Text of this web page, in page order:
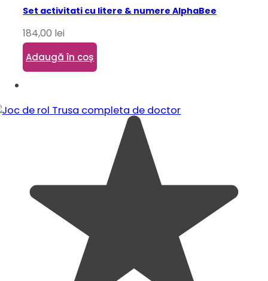
Set activitati cu litere & numere AlphaBee
184,00 lei
Adaugă în coș